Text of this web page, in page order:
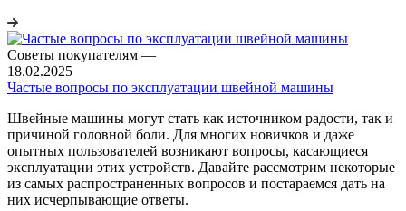
Советы покупателям —
18.02.2025
Частые вопросы по эксплуатации швейной машины
Швейные машины могут стать как источником радости, так и
причиной головной боли. Для многих новичков и даже
опытных пользователей возникают вопросы, касающиеся
эксплуатации этих устройств. Давайте рассмотрим некоторые
из самых распространенных вопросов и постараемся дать на
них исчерпывающие ответы.